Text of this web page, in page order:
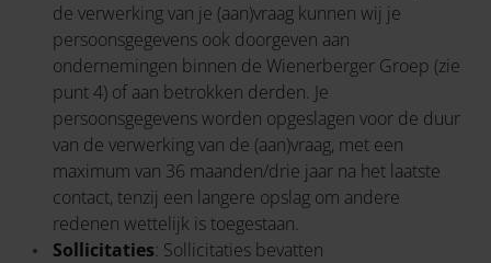
de verwerking van je (aan)vraag kunnen wij je
persoonsgegevens ook doorgeven aan
ondernemingen binnen de Wienerberger Groep (zie
punt 4) of aan betrokken derden. Je
persoonsgegevens worden opgeslagen voor de duur
van de verwerking van de (aan)vraag, met een
maximum van 36 maanden/drie jaar na het laatste
contact, tenzij een langere opslag om andere
redenen wettelijk is toegestaan.
Sollicitaties: Sollicitaties bevatten